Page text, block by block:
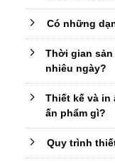
Có những
Thời gian
nhiêu ngày?
Thiết kế và in
ấn phẩm gì?
Quy trình